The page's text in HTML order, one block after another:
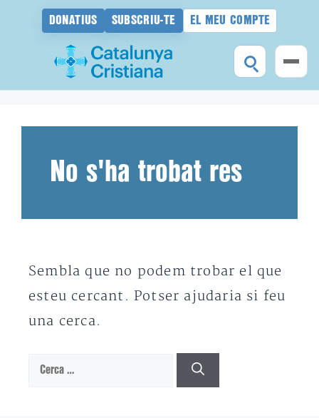
DONATIUS SUBSCRIU-TE EL MEU COMPTE
No s'ha trobat res
Sembla que no podem trobar el que
esteu cercant. Potser ajudaria si feu
una cerca.
Cerca: